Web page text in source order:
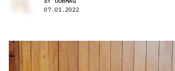
07.01.2022